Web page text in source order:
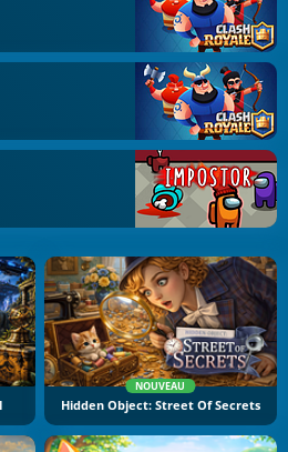
NOUVEAU
Hidden Object: Street Of Secrets